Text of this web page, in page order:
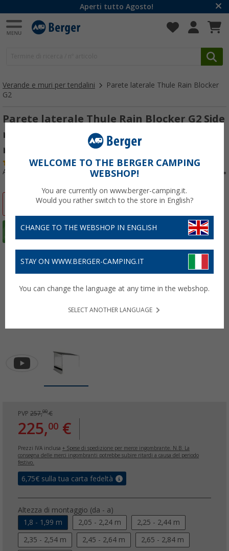
Aperti tutto Agosto!
Verande e muri per tendalini
Parete laterale Thule Rain Blocker
G2
Parete laterale Thule Rain Blocker G2 Side
minivan altezza di montaggio 1,8 - 1,99
metri Estensione del tendalino 2 metri
(82)
Articolo n: 420518
-12%
PVP 257,00€
225,00 €
Prezzi IVA inclusa + Spese di spedizione per merce ingombrante. N.B. La
consegna delle merci ingombranti potrebbe subire ritardi a causa del periodo
festivo.
6,75€ sulla tua carta fedeltà
Altezza di montaggio (da - a)
1,8 - 1,99 m
2,05 - 2,24 m 2,25 - 2,44 m
2,35 - 2,54 m 2,45 - 2,64 m 2,65 - 2,84 m
WELCOME TO THE BERGER CAMPING
WEBSHOP!
You are currently on www.berger-camping.it.
Would you rather switch to the store in English?
CHANGE TO THE WEBSHOP IN ENGLISH
STAY ON WWW.BERGER-CAMPING.IT
You can change the language at any time in the webshop.
SELECT ANOTHER LANGUAGE